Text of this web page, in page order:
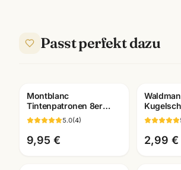
Passt perfekt dazu
Montblanc
Tintenpatronen 8er
Pack · alle Farben ·
passend für Montblanc
Füller
5.0(4)
9,95 €
Gravur
· blau/
Medium-
2,99 €